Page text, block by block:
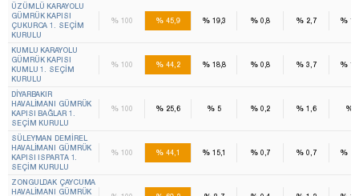
ÜZÜMLÜ KARAYOLU
GÜMRÜK KAPISI
ÇUKURCA 1. SEÇIM
KURULU
% 100 % 45,9 %19,3 %0,8 % 2,7 %
KUMLU KARAYOLU
GÜMRÜK KAPISI
KUMLU 1. SEÇIM
KURULU
% 100 % 44,2 %18,8 %0,8 % 3,7 %
DIYARBAKIR
HAVALIMANI GÜMRÜK
KAPISI BAĞLAR 1.
SEÇIM KURULU
% 100 % 25,6 % 5 %0,2 % 1,6 %
SÜLEYMAN DEMIREL
HAVALIMANI GÜMRÜK
KAPISI ISPARTA 1.
SEÇIM KURULU
% 100 % 44,1 %15,1 %0,7 % 0,7 %
ZONGULDAK ÇAYCUMA
HAVALIMANI GÜMRÜK